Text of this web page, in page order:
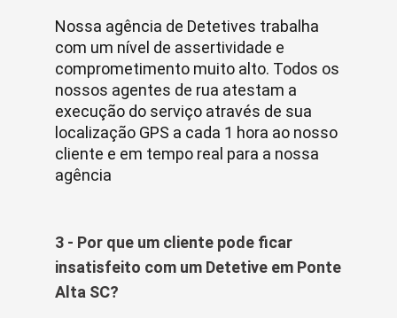
Nossa agência de Detetives trabalha
com um nível de assertividade e
comprometimento muito alto. Todos os
nossos agentes de rua atestam a
execução do serviço através de sua
localização GPS a cada 1 hora ao nosso
cliente e em tempo real para a nossa
agência
3 - Por que um cliente pode ficar
insatisfeito com um Detetive em Ponte
Alta SC?